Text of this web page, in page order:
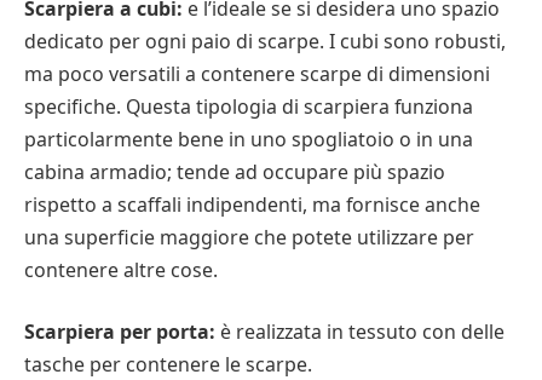
Scarpiera a cubi: e l’ideale se si desidera uno spazio
dedicato per ogni paio di scarpe. I cubi sono robusti,
ma poco versatili a contenere scarpe di dimensioni
specifiche. Questa tipologia di scarpiera funziona
particolarmente bene in uno spogliatoio o in una
cabina armadio; tende ad occupare più spazio
rispetto a scaffali indipendenti, ma fornisce anche
una superficie maggiore che potete utilizzare per
contenere altre cose.
Scarpiera per porta: è realizzata in tessuto con delle
tasche per contenere le scarpe.